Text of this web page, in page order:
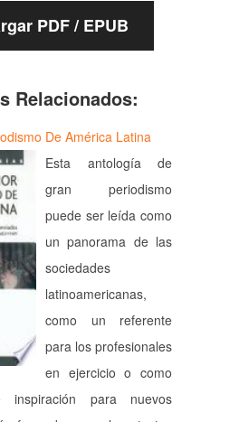
PDF / EPUB
Relacionados:
De América Latina
Esta antología de
gran periodismo
puede ser leída como
un panorama de las
sociedades
latinoamericanas,
como un referente
para los profesionales
en ejercicio o como
para nuevos